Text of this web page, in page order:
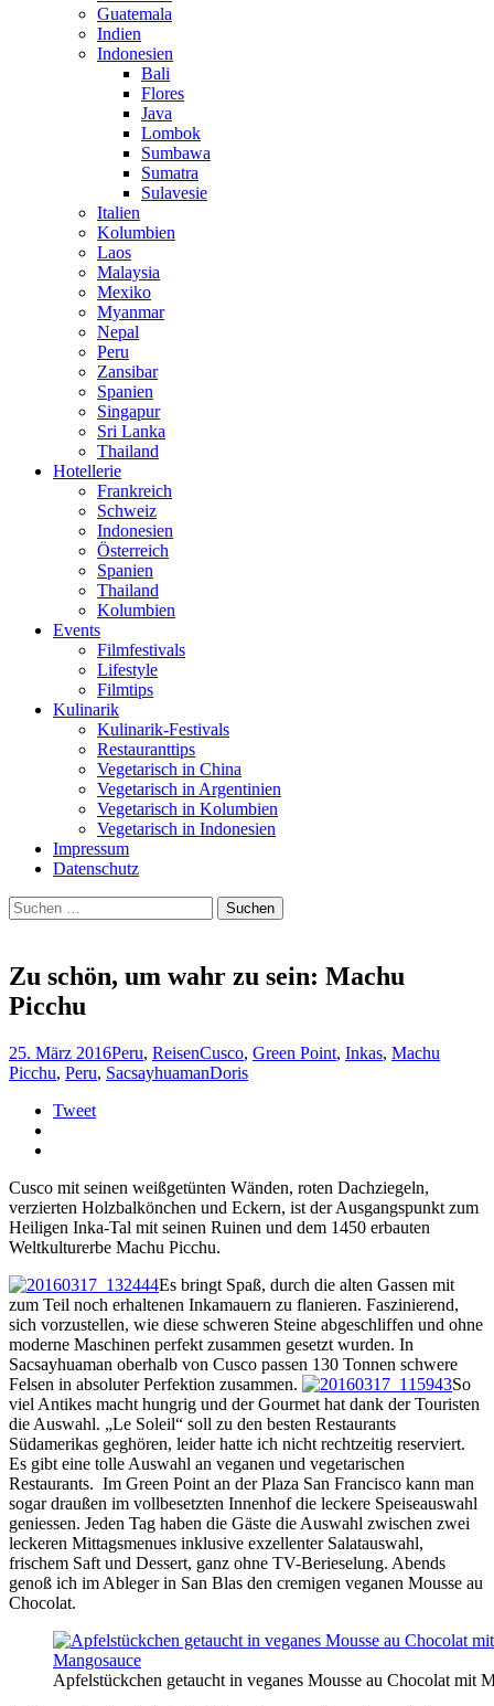
Guatemala
Indien
Indonesien
Bali
Flores
Java
Lombok
Sumbawa
Sumatra
Sulavesie
Italien
Kolumbien
Laos
Malaysia
Mexiko
Myanmar
Nepal
Peru
Zansibar
Spanien
Singapur
Sri Lanka
Thailand
Hotellerie
Frankreich
Schweiz
Indonesien
Österreich
Spanien
Thailand
Kolumbien
Events
Filmfestivals
Lifestyle
Filmtips
Kulinarik
Kulinarik-Festivals
Restauranttips
Vegetarisch in China
Vegetarisch in Argentinien
Vegetarisch in Kolumbien
Vegetarisch in Indonesien
Impressum
Datenschutz
Suchen
nach:
Zu schön, um wahr zu sein: Machu
Picchu
25. März 2016Peru, ReisenCusco, Green Point, Inkas, Machu
Picchu, Peru, SacsayhuamanDoris
Tweet
Cusco mit seinen weißgetünten Wänden, roten Dachziegeln,
verzierten Holzbalkönchen und Eckern, ist der Ausgangspunkt zum
Heiligen Inka-Tal mit seinen Ruinen und dem 1450 erbauten
Weltkulturerbe Machu Picchu.
Es bringt Spaß, durch die alten Gassen mit
zum Teil noch erhaltenen Inkamauern zu flanieren. Faszinierend,
sich vorzustellen, wie diese schweren Steine abgeschliffen und ohne
moderne Maschinen perfekt zusammen gesetzt wurden. In
Sacsayhuaman oberhalb von Cusco passen 130 Tonnen schwere
Felsen in absoluter Perfektion zusammen.
So
viel Antikes macht hungrig und der Gourmet hat dank der Touristen
die Auswahl. „Le Soleil“ soll zu den besten Restaurants
Südamerikas geghören, leider hatte ich nicht rechtzeitig reserviert.
Es gibt eine tolle Auswahl an veganen und vegetarischen
Restaurants. Im Green Point an der Plaza San Francisco kann man
sogar draußen im vollbesetzten Innenhof die leckere Speiseauswahl
geniessen. Jeden Tag haben die Gäste die Auswahl zwischen zwei
leckeren Mittagsmenues inklusive exzellenter Salatauswahl,
frischem Saft und Dessert, ganz ohne TV-Berieselung. Abends
genoß ich im Ableger in San Blas den cremigen veganen Mousse au
Chocolat.
Apfelstückchen getaucht in veganes Mousse au Chocolat mit